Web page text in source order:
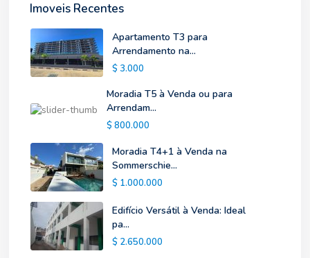
Imoveis Recentes
Apartamento T3 para
Arrendamento na...
$ 3.000
Moradia T5 à Venda ou para
Arrendam...
$ 800.000
Moradia T4+1 à Venda na
Sommerschie...
$ 1.000.000
Edifício Versátil à Venda: Ideal
pa...
$ 2.650.000